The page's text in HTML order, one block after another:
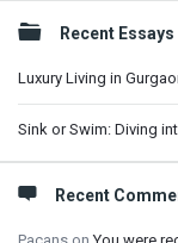
Sidebar
Recent Essays
Luxury Living in
Sink or Swim: Diving
Recent